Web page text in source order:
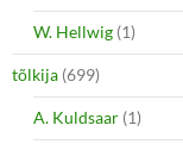
W. Hellwig (1)
tõlkija (699)
A. Kuldsaar (1)